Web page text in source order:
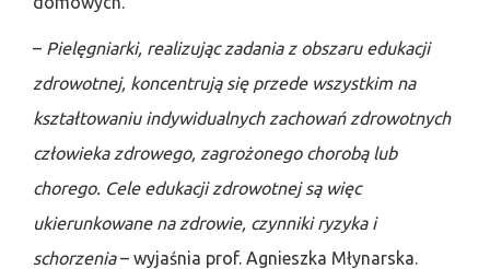
– Pielęgniarki, realizując zadania z obszaru edukacji
zdrowotnej, koncentrują się przede wszystkim na
kształtowaniu indywidualnych zachowań zdrowotnych
człowieka zdrowego, zagrożonego chorobą lub
chorego. Cele edukacji zdrowotnej są więc
ukierunkowane na zdrowie, czynniki ryzyka i
schorzenia– wyjaśnia prof. Agnieszka Młynarska.